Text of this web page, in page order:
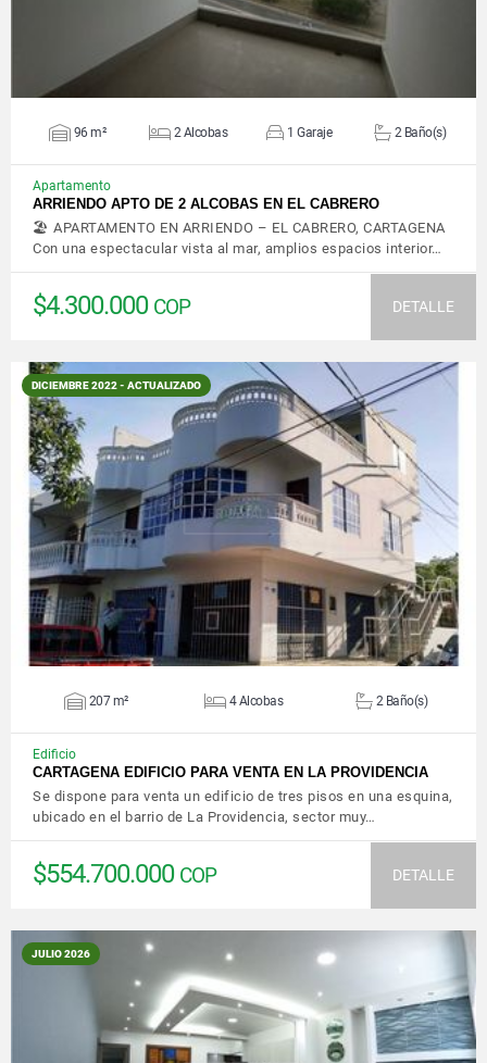
96 m² 2 Alcobas 1 Garaje 2 Baño(s)
Apartamento
ARRIENDO APTO DE 2 ALCOBAS EN EL CABRERO
🏖️ APARTAMENTO EN ARRIENDO – EL CABRERO, CARTAGENA
Con una espectacular vista al mar, amplios espacios interior…
$4.300.000 COP DETALLE
DICIEMBRE 2022 - ACTUALIZADO
VER DETALLES
207 m² 4 Alcobas 2 Baño(s)
Edificio
CARTAGENA EDIFICIO PARA VENTA EN LA PROVIDENCIA
Se dispone para venta un edificio de tres pisos en una esquina,
ubicado en el barrio de La Providencia, sector muy…
$554.700.000 COP DETALLE
JULIO 2026